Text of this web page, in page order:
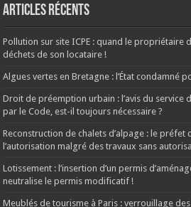
Articles récents
Pollution sur site ICPE : quand le propriétaire
déchets de son locataire !
Algues vertes en Bretagne : l’État condamné
Droit de préemption urbain : l’avis du service
par le Code, est-il toujours nécessaire ?
Reconstruction de chalets d’alpage : le préfet
l’autorisation malgré des travaux sans
Lotissement : l’insertion d’un permis
neutralise le permis modificatif !
Meublés de tourisme à Paris : verrouillage